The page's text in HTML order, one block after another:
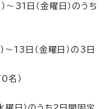
31日（金曜日）のうち
13日（金曜日）の3日
名）